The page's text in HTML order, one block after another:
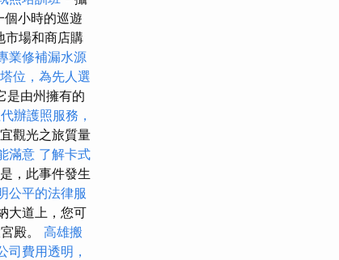
個小時的巡遊
市場和商店購
業修補漏水源
位，為先人選
是由州擁有的
辦護照服務，
觀光之旅質量
滿意 了解卡式
，此事件發生
公平的法律服
大道上，您可
殿。 高雄搬
司費用透明，